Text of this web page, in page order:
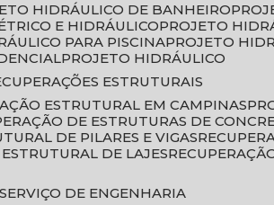
HIDRÁULICO DE BANHEIRO
E HIDRÁULICO
PROJETO
PARA PISCINA
PROJETO
PROJETO HIDRÁULICO
ESTRUTURAIS
ESTRUTURAL EM CAMPINAS
DE ESTRUTURAS DE
DE PILARES E VIGAS
ESTRUTURAL DE LAJES
SERVIÇO DE ENGENHARIA